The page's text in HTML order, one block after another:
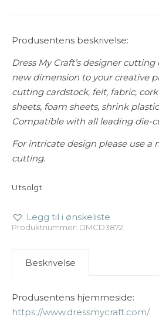
Produsentens beskrivelse:
Dress My Craft’s designer
new dimension to your creative
cutting cardstock, felt, fabric,
sheets, foam sheets, shrink
Compatible with all leading die-
For intricate design please use a
cutting.
Utsolgt
Legg til i ønskeliste
Produktnummer: DMCD3872
Beskrivelse
Produsentens hjemmeside:
https://www.dressmycraft.com/